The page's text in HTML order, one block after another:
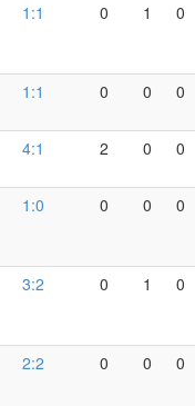
1:1 0 1 0
1:1 0 0 0
4:1 2 0 0
1:0 0 0 0
3:2 0 1 0
2:2 0 0 0